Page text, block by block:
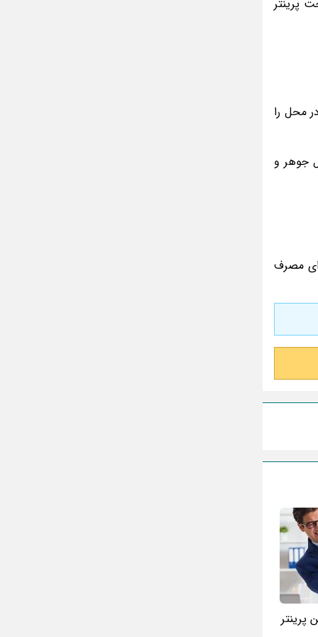
پرینتر
محل را
جوهر و
مصرف
پرینتر